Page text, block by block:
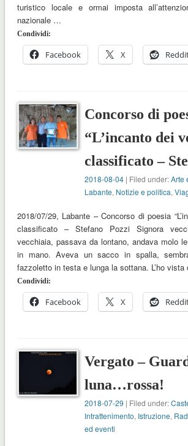
turistico locale e ormai imposta
nazionale …
Condividi:
Facebook X
Concorso di
“L’incanto dei
classificato –
2018-08-04 | Filed under:Arte
Labante, Notizie e politica,
2018/07/29, Labante – Concorso di poesia
classificato – Stefano Pozzi Signora
vecchiaia, passava da lontano, andava molo
in mano. Aveva un sacco in spalla,
fazzoletto in testa e lunga la sottana. L’ho
Condividi:
Facebook X
Vergato –
luna…rossa!
2018-07-29 | Filed under:
Intrattenimento, Istruzione,
ed eventi